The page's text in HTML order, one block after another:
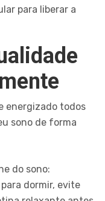
para liberar a
energizado todos
sono de forma
do sono:
dormir, evite